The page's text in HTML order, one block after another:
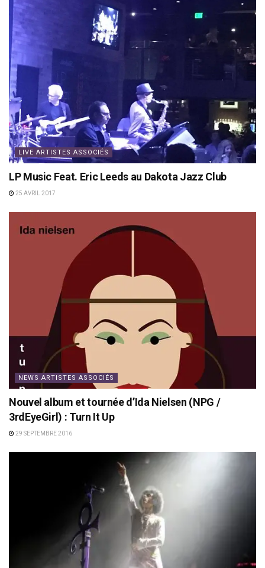
LIVE ARTISTES ASSOCIÉS
LP Music Feat. Eric Leeds au Dakota Jazz Club
25 AVRIL 2017
NEWS ARTISTES ASSOCIÉS
Nouvel album et tournée d’Ida Nielsen (NPG /
3rdEyeGirl) : Turn It Up
29 SEPTEMBRE 2016